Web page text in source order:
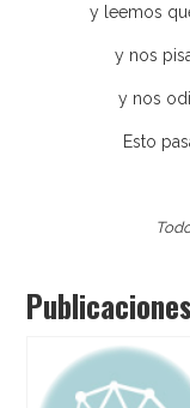
y leemos
y nos
y nos
Esto